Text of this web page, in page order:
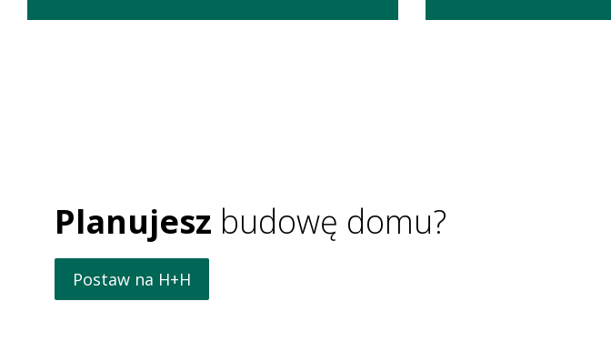
Planujesz budowę domu?
Postaw na H+H